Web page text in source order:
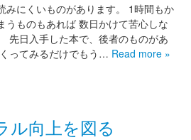
みにくいものがあります。 1時間もか
うものもあれば 数日かけて苦心しな
先日入手した本で、後者のものがあ
ってみるだけでもう… Read more »
ル向上を図る